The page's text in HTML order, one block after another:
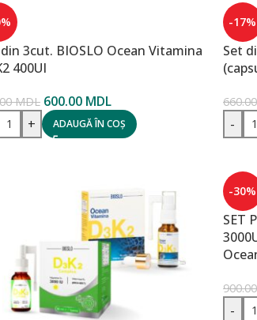
3cut. BIOSLO Ocean Vitamina
400UI
MDL 600.00 MDL
+ ADAUGĂ ÎN COȘ
-17%
Set
-
-30%
SET
-